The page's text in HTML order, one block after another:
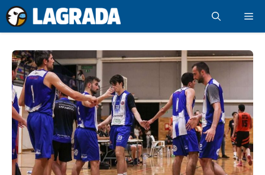
Saltar
al
contenido